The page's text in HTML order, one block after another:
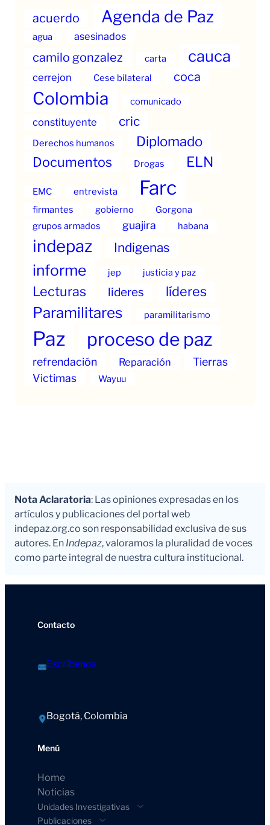
acuerdo Agenda de Paz
agua asesinados
camilo gonzalez carta cauca
cerrejon Cese bilateral coca
Colombia comunicado
constituyente cric
Derechos humanos Diplomado
Documentos Drogas ELN
EMC entrevista Farc
firmantes gobierno
Gorgona
grupos armados
guajira habana
indepaz Indigenas
informe jep justicia y paz
Lecturas lideres líderes
Paramilitares paramilitarismo
Paz proceso de paz
refrendación Reparación
Tierras
Victimas
Wayuu
Nota Aclaratoria: Las opiniones expresadas en los
artículos y publicaciones del portal web
indepaz.org.co son responsabilidad exclusiva de sus
autores. En Indepaz, valoramos la pluralidad de voces
como parte integral de nuestra cultura institucional.
Contacto
Escríbenos
Bogotá, Colombia
Menú
Home
Noticias
Unidades Investigativas
Publicaciones